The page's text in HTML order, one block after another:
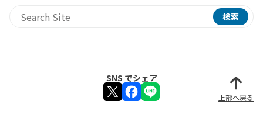
サイト内検索 検索
SNS でシェア
上部へ戻る